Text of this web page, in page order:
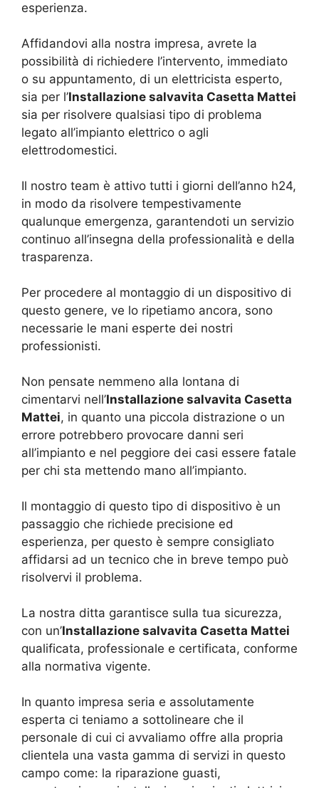
esperienza.
Affidandovi alla nostra impresa, avrete la
possibilità di richiedere l’intervento, immediato
o su appuntamento, di un elettricista esperto,
sia per l’Installazione salvavita Casetta Mattei
sia per risolvere qualsiasi tipo di problema
legato all’impianto elettrico o agli
elettrodomestici.
Il nostro team è attivo tutti i giorni dell’anno h24,
in modo da risolvere tempestivamente
qualunque emergenza, garantendoti un servizio
continuo all’insegna della professionalità e della
trasparenza.
Per procedere al montaggio di un dispositivo di
questo genere, ve lo ripetiamo ancora, sono
necessarie le mani esperte dei nostri
professionisti.
Non pensate nemmeno alla lontana di
cimentarvi nell’Installazione salvavita Casetta
Mattei, in quanto una piccola distrazione o un
errore potrebbero provocare danni seri
all’impianto e nel peggiore dei casi essere fatale
per chi sta mettendo mano all’impianto.
Il montaggio di questo tipo di dispositivo è un
passaggio che richiede precisione ed
esperienza, per questo è sempre consigliato
affidarsi ad un tecnico che in breve tempo può
risolvervi il problema.
La nostra ditta garantisce sulla tua sicurezza,
con un’Installazione salvavita Casetta Mattei
qualificata, professionale e certificata, conforme
alla normativa vigente.
In quanto impresa seria e assolutamente
esperta ci teniamo a sottolineare che il
personale di cui ci avvaliamo offre alla propria
clientela una vasta gamma di servizi in questo
campo come: la riparazione guasti,